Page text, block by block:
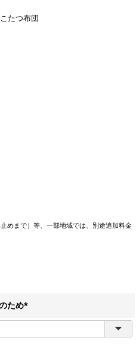
たつ布団
めまで）等、一部地域では、別途追加料金
ため
(